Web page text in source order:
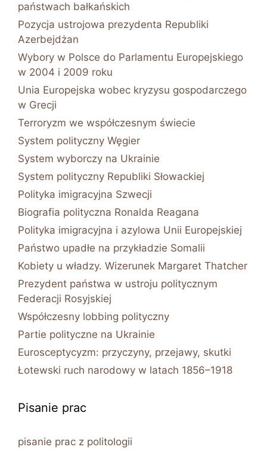
państwach bałkańskich
Pozycja ustrojowa prezydenta Republiki
Azerbejdżan
Wybory w Polsce do Parlamentu Europejskiego
w 2004 i 2009 roku
Unia Europejska wobec kryzysu gospodarczego
w Grecji
Terroryzm we współczesnym świecie
System polityczny Węgier
System wyborczy na Ukrainie
System polityczny Republiki Słowackiej
Polityka imigracyjna Szwecji
Biografia polityczna Ronalda Reagana
Polityka imigracyjna i azylowa Unii Europejskiej
Państwo upadłe na przykładzie Somalii
Kobiety u władzy. Wizerunek Margaret Thatcher
Prezydent państwa w ustroju politycznym
Federacji Rosyjskiej
Współczesny lobbing polityczny
Partie polityczne na Ukrainie
Eurosceptycyzm: przyczyny, przejawy, skutki
Łotewski ruch narodowy w latach 1856–1918
Pisanie prac
pisanie prac z politologii